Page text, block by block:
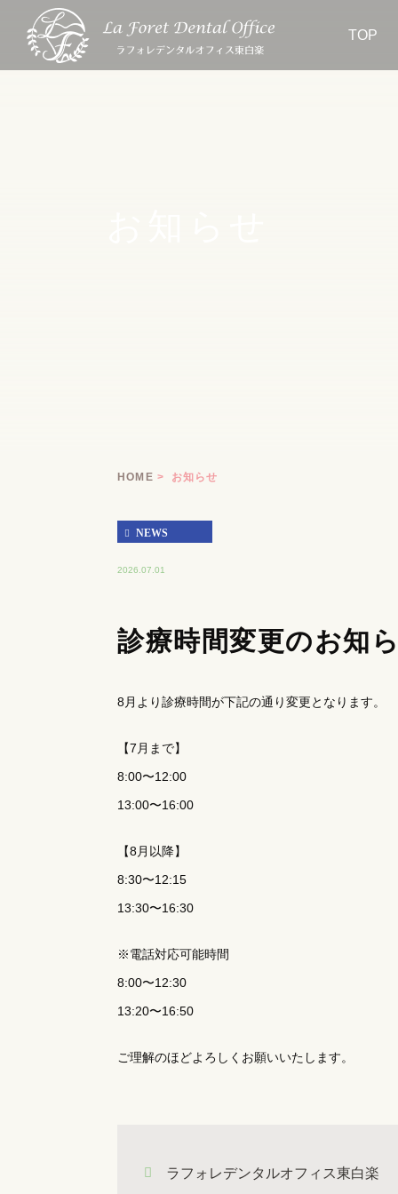
TOP
HOME お知らせ
NEWS
2026.07.01
診療時間変更のお知
8月より診療時間が下記の通り変更となります。
【7月まで】
8:00〜12:00
13:00〜16:00
【8月以降】
8:30〜12:15
13:30〜16:30
※電話対応可能時間
8:00〜12:30
13:20〜16:50
ご理解のほどよろしくお願いいたします。
ラフォレデンタルオフィス東白楽